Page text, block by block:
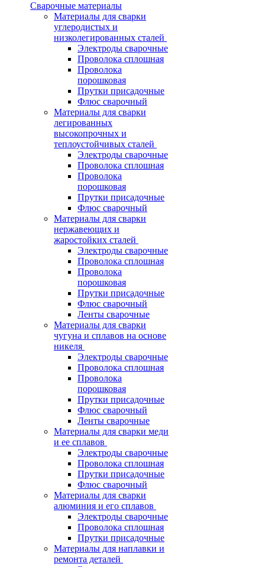
Сварочные материалы
Материалы для сварки
углеродистых и
низколегированных сталей
Электроды сварочные
Проволока сплошная
Проволока
порошковая
Прутки присадочные
Флюс сварочный
Материалы для сварки
легированных
высокопрочных и
теплоустойчивых сталей
Электроды сварочные
Проволока сплошная
Проволока
порошковая
Прутки присадочные
Флюс сварочный
Материалы для сварки
нержавеющих и
жаростойких сталей
Электроды сварочные
Проволока сплошная
Проволока
порошковая
Прутки присадочные
Флюс сварочный
Ленты сварочные
Материалы для сварки
чугуна и сплавов на основе
никеля
Электроды сварочные
Проволока сплошная
Проволока
порошковая
Прутки присадочные
Флюс сварочный
Ленты сварочные
Материалы для сварки меди
и ее сплавов
Электроды сварочные
Проволока сплошная
Прутки присадочные
Флюс сварочный
Материалы для сварки
алюминия и его сплавов
Электроды сварочные
Проволока сплошная
Прутки присадочные
Материалы для наплавки и
ремонта деталей